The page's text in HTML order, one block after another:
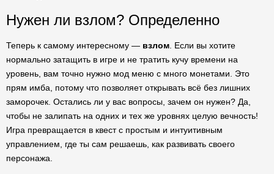
Нужен ли взлом? Определенно
Теперь к самому интересному — взлом . Если вы хотите
нормально затащить в игре и не тратить кучу времени на
уровень, вам точно нужно мод меню с много монетами. Это
прям имба, потому что позволяет открывать всё без лишних
заморочек. Остались ли у вас вопросы, зачем он нужен? Да,
чтобы не залипать на одних и тех же уровнях целую вечность!
Игра превращается в квест с простым и интуитивным
управлением, где ты сам решаешь, как развивать своего
персонажа.